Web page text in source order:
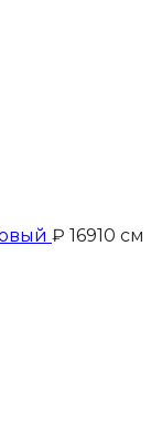
₽ 16910 см